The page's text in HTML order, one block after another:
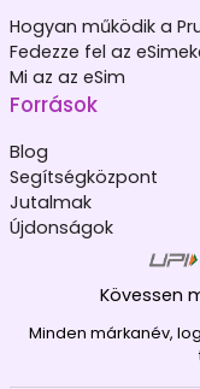
Hogyan működik a
Fedezze fel az
Mi az az eSim
Források
Blog
Segítségközpont
Jutalmak
Újdonságok
Kövessen
Minden márkanév,